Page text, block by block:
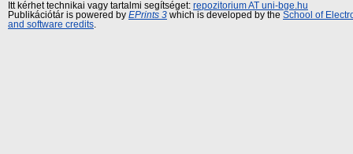
Itt kérhet technikai vagy tartalmi segítséget: repozitorium AT uni-bge.hu
Publikációtár is powered by EPrints 3 which is developed by the School of
and software credits